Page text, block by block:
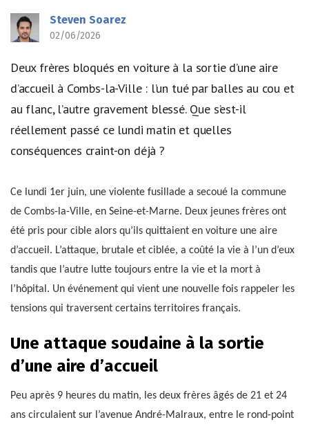
Steven Soarez
02/06/2026
Deux frères bloqués en voiture à la sortie d’une aire
d’accueil à Combs-la-Ville : l’un tué par balles au cou et
au flanc, l’autre gravement blessé. Que s’est-il
réellement passé ce lundi matin et quelles
conséquences craint-on déjà ?
Ce lundi 1er juin, une violente fusillade a secoué la commune
de Combs-la-Ville, en Seine-et-Marne. Deux jeunes frères ont
été pris pour cible alors qu’ils quittaient en voiture une aire
d’accueil. L’attaque, brutale et ciblée, a coûté la vie à l’un d’eux
tandis que l’autre lutte toujours entre la vie et la mort à
l’hôpital. Un événement qui vient une nouvelle fois rappeler les
tensions qui traversent certains territoires français.
Une attaque soudaine à la sortie
d’une aire d’accueil
Peu après 9 heures du matin, les deux frères âgés de 21 et 24
ans circulaient sur l’avenue André-Malraux, entre le rond-point